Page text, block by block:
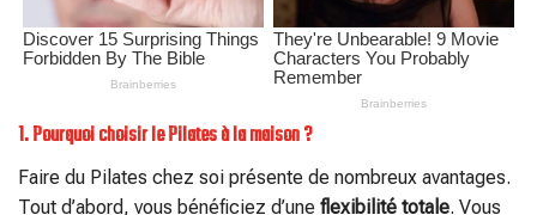
1. Pourquoi choisir le Pilates à la maison ?
Faire du Pilates chez soi présente de nombreux avantages.
Tout d’abord, vous bénéficiez d’une flexibilité totale. Vous